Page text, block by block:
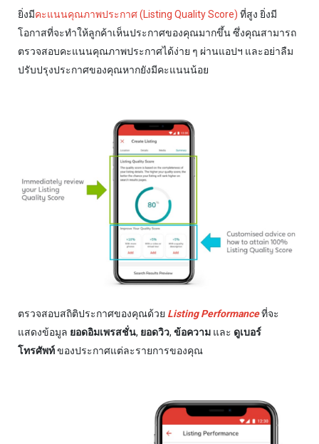
ยิ่งมีคะแนนคุณภาพประกาศ (Listing Quality Score) ที่สูง ยิ่งมี
โอกาสที่จะทำให้ลูกค้าเห็นประกาศของคุณมากขึ้น ซึ่งคุณสามารถ
ตรวจสอบคะแนนคุณภาพประกาศได้ง่าย ๆ ผ่านแอปฯ และอย่าลืม
ปรับปรุงประกาศของคุณหากยังมีคะแนนน้อย
ตรวจสอบสถิติประกาศของคุณด้วย Listing Performanceที่จะ
แสดงข้อมูล ยอดอิมเพรสชั่น, ยอดวิว, ข้อความ และ ดูเบอร์
โทรศัพท์ของประกาศแต่ละรายการของคุณ